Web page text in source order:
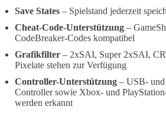
Save States – Spielstand jederzeit
Cheat-Code-Unterstützung –
CodeBreaker-Codes kompatibel
Grafikfilter – 2xSAI, Super 2xSAI,
Pixelate stehen zur Verfügung
Controller-Unterstützung – USB-
Controller sowie Xbox- und
werden erkannt